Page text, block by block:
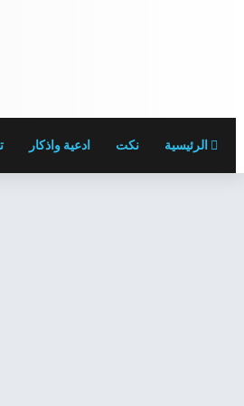
الرئيسية نكت ادعية واذكار